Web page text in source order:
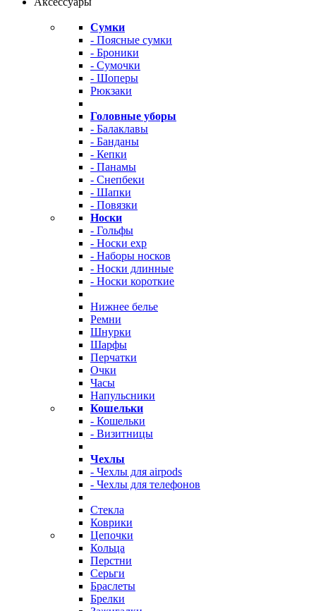
Сумки
- Поясные сумки
- Броники
- Сумочки
- Шоперы
Рюкзаки
Головные уборы
- Балаклавы
- Банданы
- Кепки
- Панамы
- Снепбеки
- Шапки
- Повязки
Носки
- Гольфы
- Носки exp
- Наборы носков
- Носки длинные
- Носки короткие
Нижнее белье
Ремни
Шнурки
Шарфы
Перчатки
Очки
Часы
Напульсники
Кошельки
- Кошельки
- Визитницы
Чехлы
- Чехлы для airpods
- Чехлы для телефонов
Стекла
Коврики
Цепочки
Кольца
Перстни
Серьги
Браслеты
Брелки